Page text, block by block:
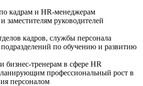
кадрам и HR-менеджерам
заместителям руководителей
кадров, службы персонала
по обучению и развитию
бизнес-тренерам в сфере HR
профессиональный рост в
персоналом